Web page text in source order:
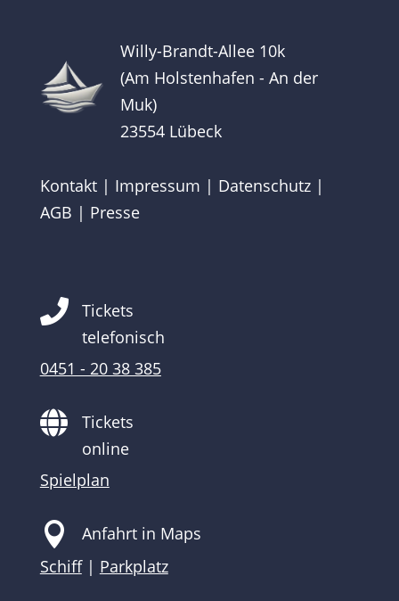
Willy-Brandt-Allee 10k
(Am Holstenhafen - An der
Muk)
23554 Lübeck
Kontakt| Impressum | Datenschutz|
AGB | Presse

Tickets
telefonisch
0451 - 20 38 385

Tickets
online
Spielplan

Anfahrt in Maps
Schiff| Parkplatz